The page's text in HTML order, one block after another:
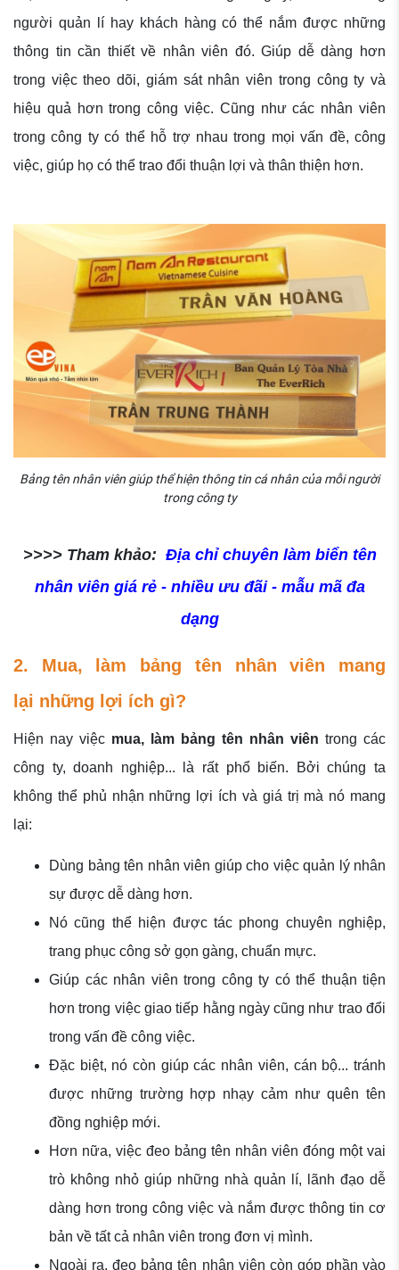
người quản lí hay khách hàng có thể nắm được những
thông tin cần thiết về nhân viên đó. Giúp dễ dàng hơn
trong việc theo dõi, giám sát nhân viên trong công ty và
hiệu quả hơn trong công việc. Cũng như các nhân viên
trong công ty có thể hỗ trợ nhau trong mọi vấn đề, công
việc, giúp họ có thể trao đổi thuận lợi và thân thiện hơn.
Bảng tên nhân viên giúp thể hiện thông tin cá nhân của mỗi người
trong công ty
>>>> Tham khảo: Địa chỉ chuyên làm biển tên
nhân viên giá rẻ - nhiều ưu đãi - mẫu mã đa
dạng
2. Mua, làm bảng tên nhân viên mang
lại những lợi ích gì?
Hiện nay việc mua, làm bảng tên nhân viên trong các
công ty, doanh nghiệp... là rất phổ biến. Bởi chúng ta
không thể phủ nhận những lợi ích và giá trị mà nó mang
lại:
Dùng bảng tên nhân viên giúp cho việc quản lý nhân
sự được dễ dàng hơn.
Nó cũng thể hiện được tác phong chuyên nghiệp,
trang phục công sở gọn gàng, chuẩn mực.
Giúp các nhân viên trong công ty có thể thuận tiện
hơn trong việc giao tiếp hằng ngày cũng như trao đổi
trong vấn đề công việc.
Đặc biệt, nó còn giúp các nhân viên, cán bộ... tránh
được những trường hợp nhạy cảm như quên tên
đồng nghiệp mới.
Hơn nữa, việc đeo bảng tên nhân viên đóng một vai
trò không nhỏ giúp những nhà quản lí, lãnh đạo dễ
dàng hơn trong công việc và nắm được thông tin cơ
bản về tất cả nhân viên trong đơn vị mình.
Ngoài ra, đeo bảng tên nhân viên còn góp phần vào